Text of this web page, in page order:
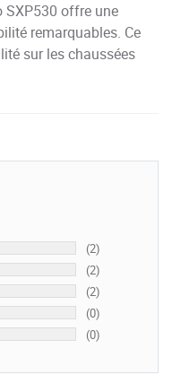
SXP530 offre une
remarquables. Ce
sur les chaussées
(2)
(2)
(2)
(0)
(0)